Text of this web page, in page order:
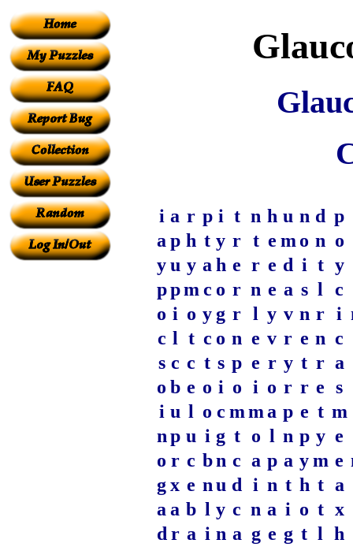
i a r p i t n h u n d p
a p h t y r t e m o n o
yu y a h e r e d i t y
ppm c o r n e a s l
c
o i o y g r l y v n r i
c l t c o n e v r e n c
s c c t s p e r y t r a
o b e o i o i o r r e s
i u l o c mma p e t m
np u i g t o l n p y e
o r c bn c a p a ym e
gx e nu d i n t h t a
a a b l y c n a i o t x
d r a i n a g e g t l
h